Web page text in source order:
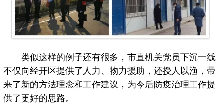
类似这样的例子还有很多，市直机关党员下沉一线
不仅向经开区提供了人力、物力援助，还授人以渔，带
来了新的方法理念和工作建议，为今后防疫治理工作提
供了更好的思路。